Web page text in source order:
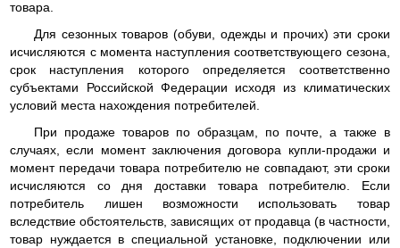
товара.
Для сезонных товаров (обуви, одежды и прочих) эти сроки
исчисляются с момента наступления соответствующего сезона,
срок наступления которого определяется соответственно
субъектами Российской Федерации исходя из климатических
условий места нахождения потребителей.
При продаже товаров по образцам, по почте, а также в
случаях, если момент заключения договора купли-продажи и
момент передачи товара потребителю не совпадают, эти сроки
исчисляются со дня доставки товара потребителю. Если
потребитель лишен возможности использовать товар
вследствие обстоятельств, зависящих от продавца (в частности,
товар нуждается в специальной установке, подключении или